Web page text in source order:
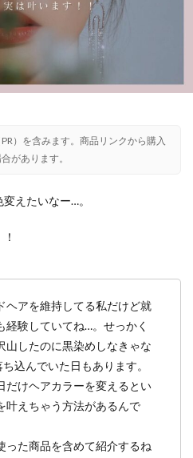
）を含みます。商品リンクから購入
があります。
えたいなー…。
ヘアを維持してる私だけど就
経験していてね…。せっかく
山したのに黒染めしなきゃな
込んでいた日もあります。
だけヘアカラーを変えるとい
叶えちゃう方法があるんで
った商品を含めて紹介するね